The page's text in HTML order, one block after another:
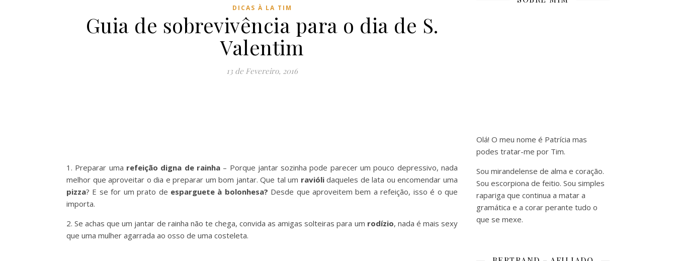
DICAS À LA TIM
Guia de sobrevivência para o dia de S.
Valentim
13 de Fevereiro, 2016
1. Preparar uma refeição digna de rainha – Porque jantar sozinha pode parecer um pouco depressivo, nada
melhor que aproveitar o dia e preparar um bom jantar. Que tal um raviólidaqueles de lata ou encomendar uma
pizza? E se for um prato de esparguete à bolonhesa? Desde que aproveitem bem a refeição, isso é o que
importa.
2. Se achas que um jantar de rainha não te chega, convida as amigas solteiras para um rodízio, nada é mais sexy
que uma mulher agarrada ao osso de uma costeleta.
Olá! O meu nome é Patrícia mas
podes tratar-me por Tim.
Sou mirandelense de alma e coração.
Sou escorpiona de feitio. Sou simples
rapariga que continua a matar a
gramática e a corar perante tudo o
que se mexe.